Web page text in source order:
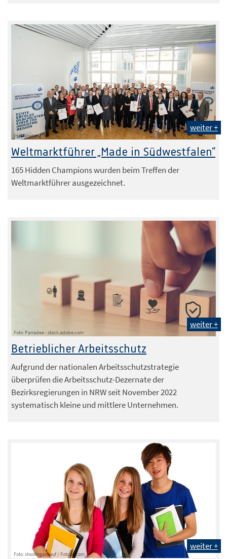
IHK Arnsberg
weiter +
Weltmarktführer „Made in Südwestfalen“
165 Hidden Champions wurden beim Treffen der
Weltmarktführer ausgezeichnet.
Foto: Parradee - stock.adobe.com
weiter +
Betrieblicher Arbeitsschutz
Aufgrund der nationalen Arbeitsschutzstrategie
überprüfen die Arbeitsschutz-Dezernate der
Bezirksregierungen in NRW seit November 2022
systematisch kleine und mittlere Unternehmen.
Foto: shootingankauf / Fotolia.com
weiter +